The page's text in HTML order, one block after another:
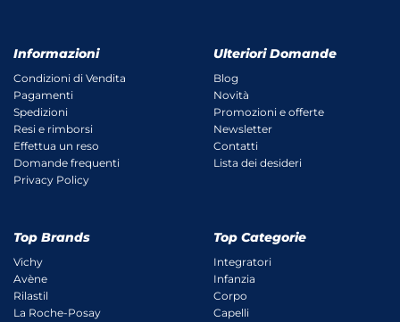
Informazioni
Condizioni di Vendita
Pagamenti
Spedizioni
Resi e rimborsi
Effettua un reso
Domande frequenti
Privacy Policy
Ulteriori Domande
Blog
Novità
Promozioni e offerte
Newsletter
Contatti
Lista dei desideri
Top Brands
Vichy
Avène
Rilastil
La Roche-Posay
Top Categorie
Integratori
Infanzia
Corpo
Capelli